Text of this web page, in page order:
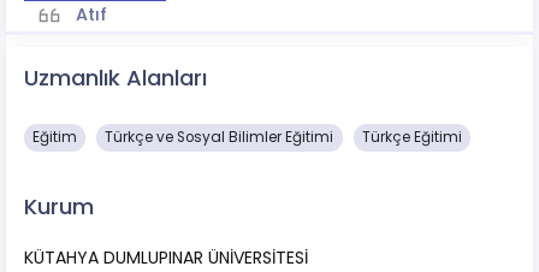
Atıf
Uzmanlık Alanları
Eğitim Türkçe ve Sosyal Bilimler Eğitimi Türkçe Eğitimi
Kurum
KÜTAHYA DUMLUPINAR ÜNİVERSİTESİ